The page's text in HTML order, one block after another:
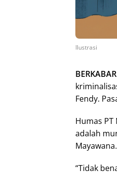
Ilustrasi
Fendy.
Humas
adalah
Mayawana.
“Tidak